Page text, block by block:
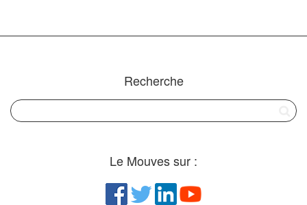
Recherche
Le Mouves sur :